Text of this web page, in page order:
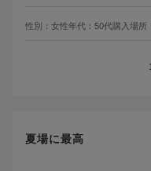
性別： 女性年代： 50代購入場所：
1
夏場に最高